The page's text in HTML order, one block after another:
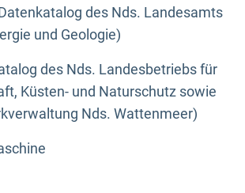
des Nds. Landesamts
und Geologie)
des Nds. Landesbetriebs für
Küsten- und Naturschutz sowie
Nds. Wattenmeer)